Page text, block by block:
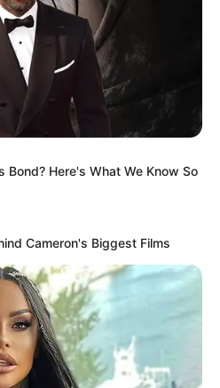
Bond? Here's What We Know So
Cameron's Biggest Films